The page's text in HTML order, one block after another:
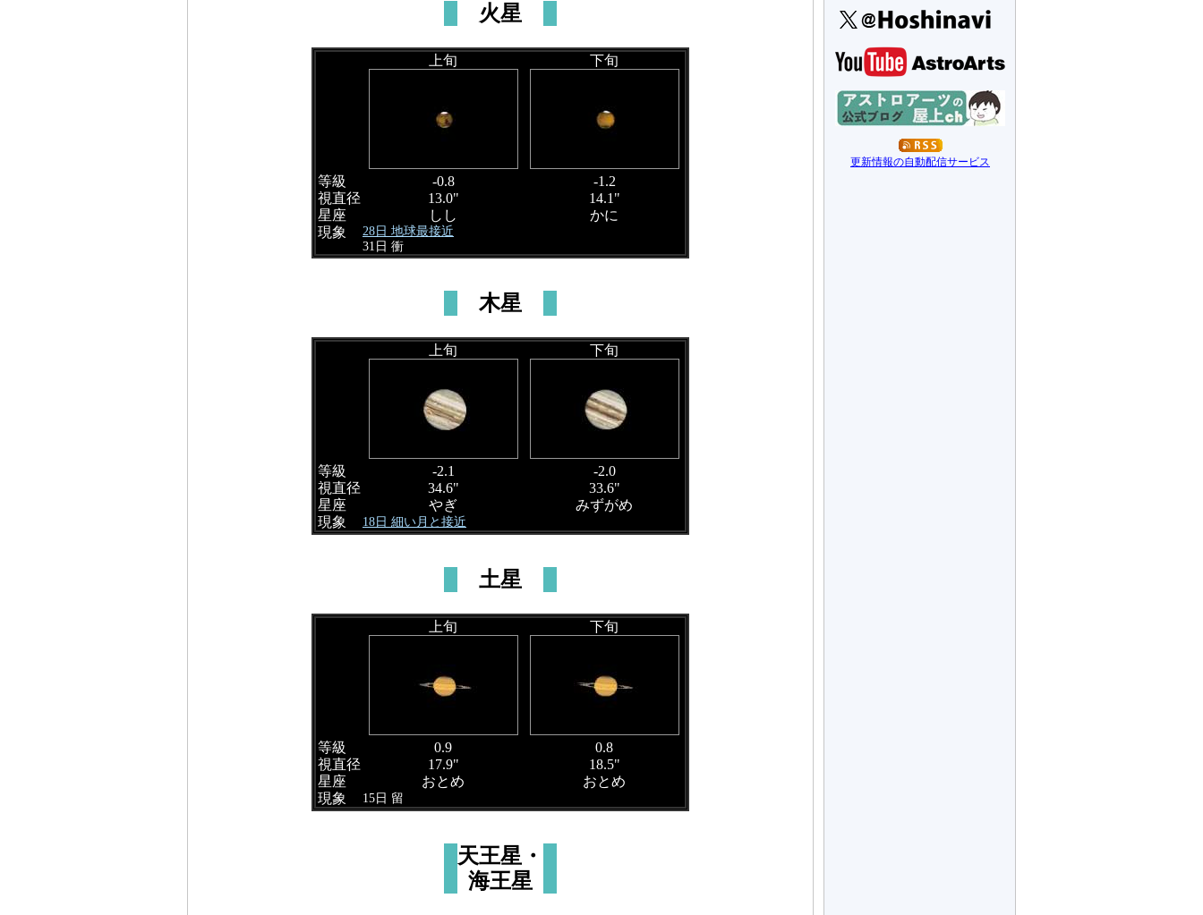
火星
上旬 下旬
等級 -0.8
-1.2
視直径
13.0"
14.1"
星座
しし
かに
現象
28日 地球最接近
31日 衝
木星
上旬 下旬
等級 -2.1
-2.0
視直径
34.6"
33.6"
星座
やぎ
みずがめ
現象
18日 細い月と接近
土星
上旬 下旬
等級 0.9
0.8
視直径
17.9"
18.5"
星座
おとめ
おとめ
現象
15日 留
天王星・
海王星
更新情報の自動配信サービス